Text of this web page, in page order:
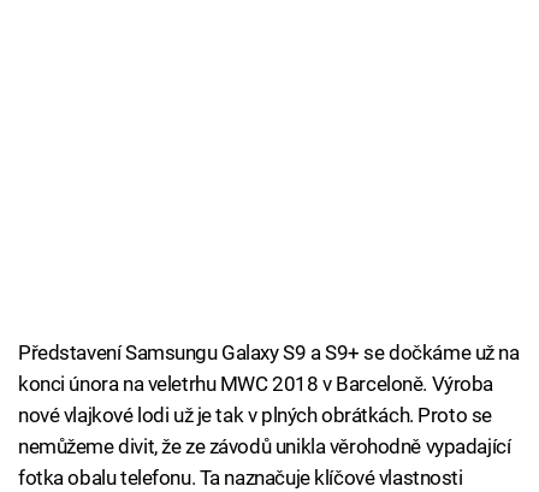
Představení Samsungu Galaxy S9 a S9+ se dočkáme už na
konci února na veletrhu MWC 2018 v Barceloně. Výroba
nové vlajkové lodi už je tak v plných obrátkách. Proto se
nemůžeme divit, že ze závodů unikla věrohodně vypadající
fotka obalu telefonu. Ta naznačuje klíčové vlastnosti